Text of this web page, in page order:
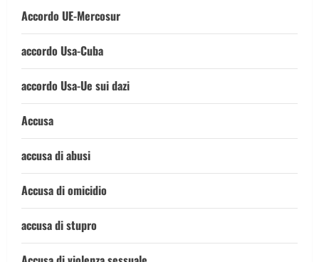
Accordo UE-Mercosur
accordo Usa-Cuba
accordo Usa-Ue sui dazi
Accusa
accusa di abusi
Accusa di omicidio
accusa di stupro